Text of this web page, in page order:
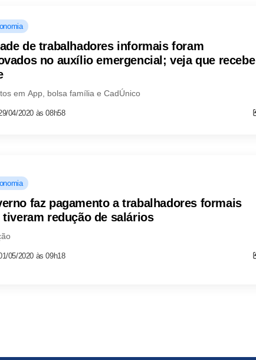
de trabalhadores informais foram
no auxílio emergencial; veja que recebe
em App, bolsa família e CadÚnico
04/2020 às 08h58
faz pagamento a trabalhadores formais
tiveram redução de salários
05/2020 às 09h18